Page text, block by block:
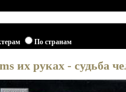
По странам
их руках - судьба